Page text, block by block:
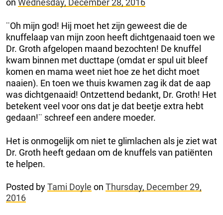
¨Oh mijn god! Hij moet het zijn geweest die de
knuffelaap van mijn zoon heeft dichtgenaaid toen we
Dr. Groth afgelopen maand bezochten! De knuffel
kwam binnen met ducttape (omdat er spul uit bleef
komen en mama weet niet hoe ze het dicht moet
naaien). En toen we thuis kwamen zag ik dat de aap
was dichtgenaaid! Ontzettend bedankt, Dr. Groth! Het
betekent veel voor ons dat je dat beetje extra hebt
gedaan!¨ schreef een andere moeder.
Het is onmogelijk om niet te glimlachen als je ziet wat
Dr. Groth heeft gedaan om de knuffels van patiënten
te helpen.
Posted byTami Doyle on Thursday, December 29,
2016